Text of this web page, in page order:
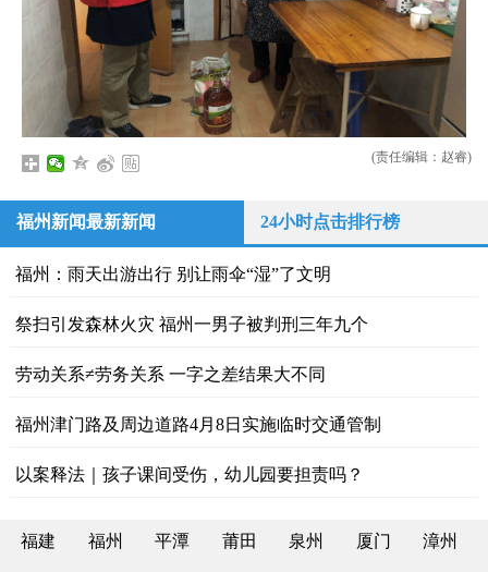
(责任编辑：赵睿)
福州新闻最新新闻 24小时点击排行榜
福州：雨天出游出行 别让雨伞“湿”了文明
祭扫引发森林火灾 福州一男子被判刑三年九个
劳动关系≠劳务关系 一字之差结果大不同
福州津门路及周边道路4月8日实施临时交通管制
以案释法｜孩子课间受伤，幼儿园要担责吗？
福建 福州 平潭 莆田 泉州 厦门 漳州